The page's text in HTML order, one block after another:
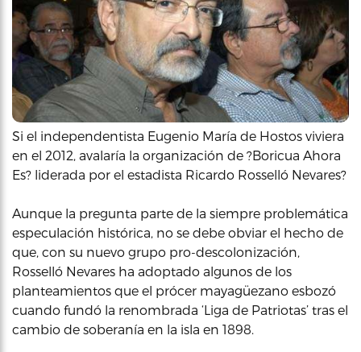
Si el independentista Eugenio María de Hostos viviera
en el 2012, avalaría la organización de ?Boricua Ahora
Es? liderada por el estadista Ricardo Rosselló Nevares?
Aunque la pregunta parte de la siempre problemática
especulación histórica, no se debe obviar el hecho de
que, con su nuevo grupo pro-descolonización,
Rosselló Nevares ha adoptado algunos de los
planteamientos que el prócer mayagüezano esbozó
cuando fundó la renombrada ‘Liga de Patriotas’ tras el
cambio de soberanía en la isla en 1898.